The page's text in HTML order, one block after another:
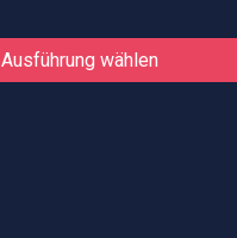
Ausführung wählen